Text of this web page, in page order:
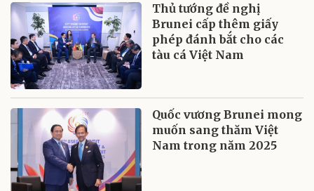
Thủ tướng đề nghị
Brunei cấp thêm giấy
phép đánh bắt cho các
tàu cá Việt Nam
Quốc vương Brunei mong
muốn sang thăm Việt
Nam trong năm 2025